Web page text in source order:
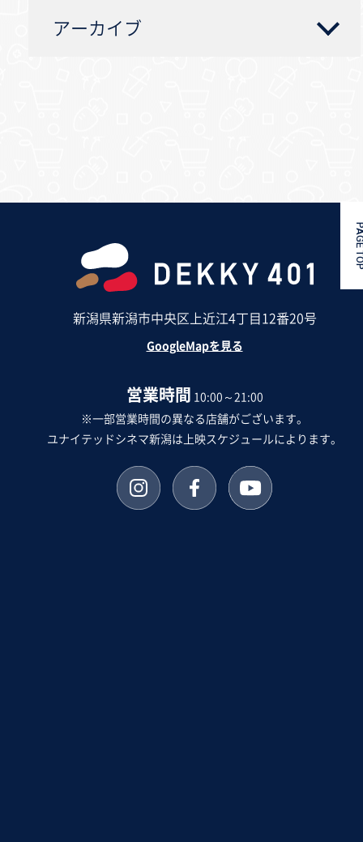
アーカイブ
新潟県新潟市中央区上近江4丁目12番20号
GoogleMapを見る
営業時間 10:00～21:00
※一部営業時間の異なる店舗がございます。
ユナイテッドシネマ新潟は上映スケジュールによります。